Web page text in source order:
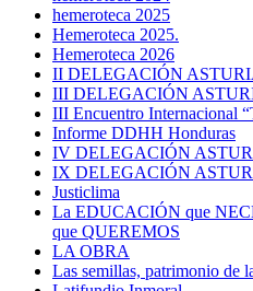
hemeroteca 2025
Hemeroteca 2025.
Hemeroteca 2026
II DELEGACIÓN
III DELEGACIÓN
III Encuentro Internacional
Informe DDHH Honduras
IV DELEGACIÓN
IX DELEGACIÓN
Justiclima
La EDUCACIÓN que
que QUEREMOS
LA OBRA
Las semillas, patrimonio de